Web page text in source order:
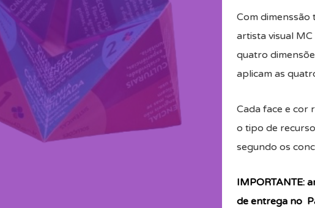
Com dimenssão
artista visual
quatro
aplicam as
Cada face e cor
o tipo de
segundo os
IMPORTANTE:
de entrega no